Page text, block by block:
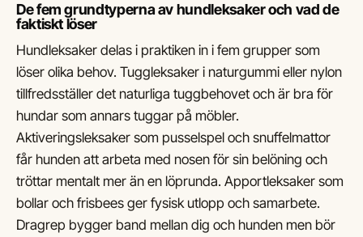
De fem grundtyperna av hundleksaker och vad de
faktiskt löser
Hundleksaker delas i praktiken in i fem grupper som
löser olika behov. Tuggleksaker i naturgummi eller nylon
tillfredsställer det naturliga tuggbehovet och är bra för
hundar som annars tuggar på möbler.
Aktiveringsleksaker som pusselspel och snuffelmattor
får hunden att arbeta med nosen för sin belöning och
tröttar mentalt mer än en löprunda. Apportleksaker som
bollar och frisbees ger fysisk utlopp och samarbete.
Dragrep bygger band mellan dig och hunden men bör